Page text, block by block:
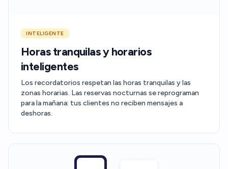
INTELIGENTE
Horas tranquilas y horarios
inteligentes
Los recordatorios respetan las horas tranquilas y las
zonas horarias. Las reservas nocturnas se reprograman
para la mañana: tus clientes no reciben mensajes a
deshoras.